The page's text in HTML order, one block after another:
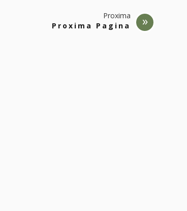
Proxima
Proxima Pagina